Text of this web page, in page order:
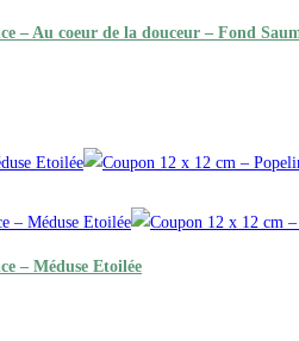
– Au coeur de la douceur – Fond
– Méduse Etoilée